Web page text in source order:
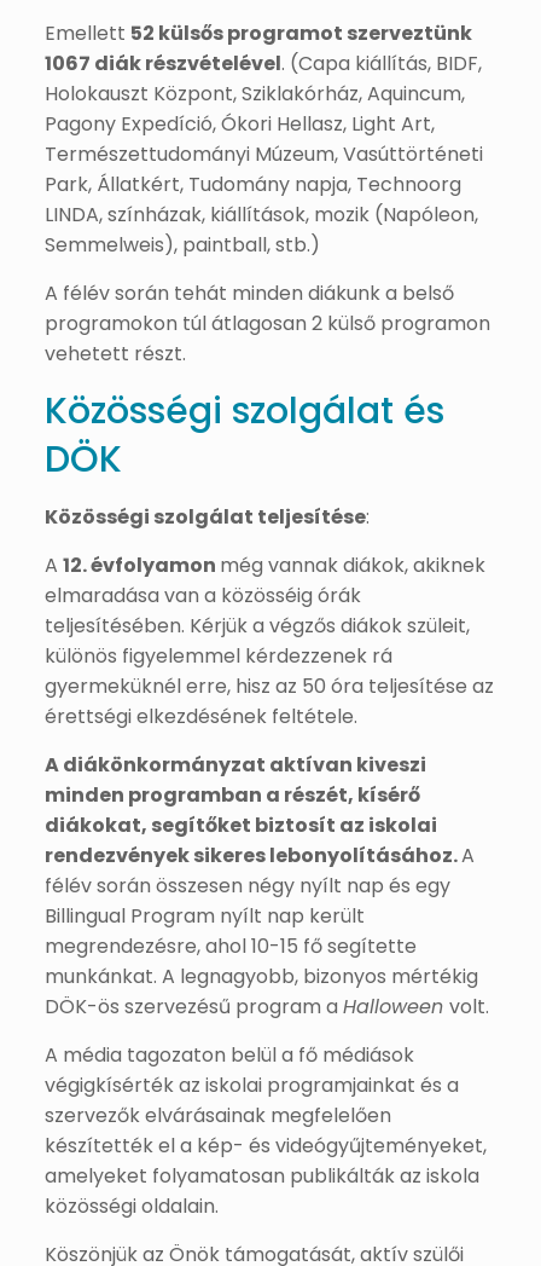
Emellett 52 külsős programot szerveztünk
1067 diák részvételével. (Capa kiállítás, BIDF,
Holokauszt Központ, Sziklakórház, Aquincum,
Pagony Expedíció, Ókori Hellasz, Light Art,
Természettudományi Múzeum, Vasúttörténeti
Park, Állatkért, Tudomány napja, Technoorg
LINDA, színházak, kiállítások, mozik (Napóleon,
Semmelweis), paintball, stb.)
A félév során tehát minden diákunk a belső
programokon túl átlagosan 2 külső programon
vehetett részt.
Közösségi szolgálat és
DÖK
Közösségi szolgálat teljesítése:
A 12. évfolyamon még vannak diákok, akiknek
elmaradása van a közösséig órák
teljesítésében. Kérjük a végzős diákok szüleit,
különös figyelemmel kérdezzenek rá
gyermeküknél erre, hisz az 50 óra teljesítése az
érettségi elkezdésének feltétele.
A diákönkormányzat aktívan kiveszi
minden programban a részét, kísérő
diákokat, segítőket biztosít az iskolai
rendezvények sikeres lebonyolításához.A
félév során összesen négy nyílt nap és egy
Billingual Program nyílt nap került
megrendezésre, ahol 10-15 fő segítette
munkánkat. A legnagyobb, bizonyos mértékig
DÖK-ös szervezésű program a Halloween volt.
A média tagozaton belül a fő médiások
végigkísérték az iskolai programjainkat és a
szervezők elvárásainak megfelelően
készítették el a kép- és videógyűjteményeket,
amelyeket folyamatosan publikálták az iskola
közösségi oldalain.
Köszönjük az Önök támogatását, aktív szülői